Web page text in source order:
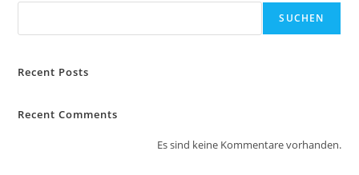
SUCHEN
Recent Posts
Recent Comments
Es sind keine Kommentare vorhanden.